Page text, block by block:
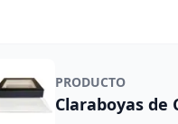
PRODUCTO
Claraboyas de